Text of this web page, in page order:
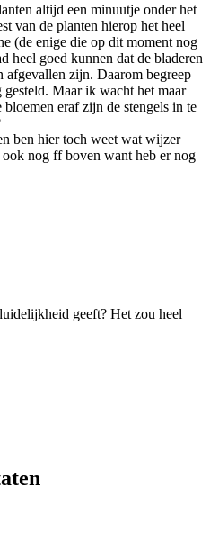
altijd een minuutje onder het
van de planten hierop het heel
(de enige die op dit moment nog
heel goed kunnen dat de bladeren
zijn. Daarom begreep
Maar ik wacht het maar
eraf zijn de stengels in te
ben hier toch weet wat wijzer
nog ff boven want heb er nog
geeft? Het zou heel